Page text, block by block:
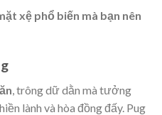
xệ phổ biến mà bạn nên
, trông dữ dằn mà tưởng
lành và hòa đồng đấy. Pug